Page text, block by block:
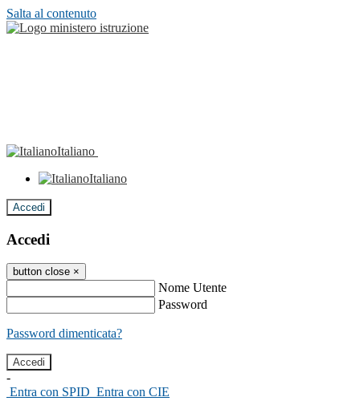
Salta al contenuto
Italiano
Italiano
Accedi
Accedi
button close ×
Nome Utente
Password
Password dimenticata?
-
Entra con SPID Entra con CIE